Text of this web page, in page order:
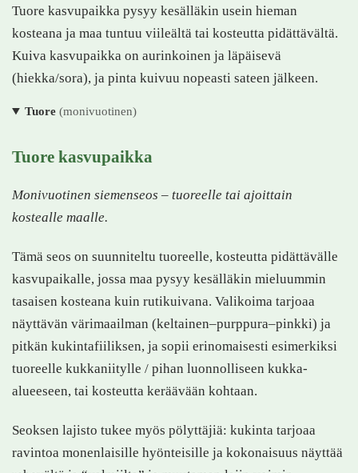
Tuore kasvupaikka pysyy kesälläkin usein hieman
kosteana ja maa tuntuu viileältä tai kosteutta pidättävältä.
Kuiva kasvupaikka on aurinkoinen ja läpäisevä
(hiekka/sora), ja pinta kuivuu nopeasti sateen jälkeen.
Tuore (monivuotinen)
Tuore kasvupaikka
Monivuotinen siemenseos – tuoreelle tai ajoittain
kostealle maalle.
Tämä seos on suunniteltu tuoreelle, kosteutta pidättävälle
kasvupaikalle, jossa maa pysyy kesälläkin mieluummin
tasaisen kosteana kuin rutikuivana. Valikoima tarjoaa
näyttävän värimaailman (keltainen–purppura–pinkki) ja
pitkän kukintafiiliksen, ja sopii erinomaisesti esimerkiksi
tuoreelle kukkaniitylle / pihan luonnolliseen kukka-
alueeseen, tai kosteutta keräävään kohtaan.
Seoksen lajisto tukee myös pölyttäjiä: kukinta tarjoaa
ravintoa monenlaisille hyönteisille ja kokonaisuus näyttää